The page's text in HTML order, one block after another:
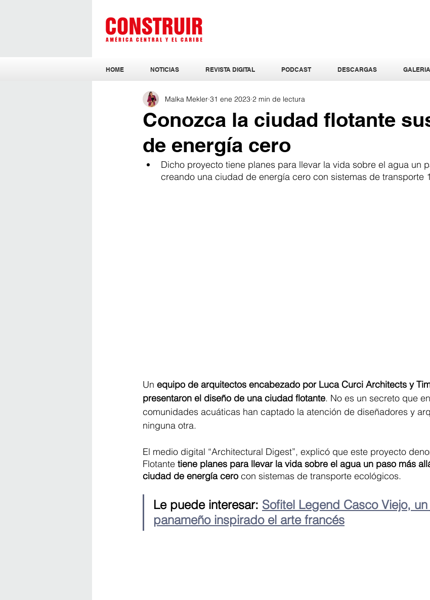
HOME NOTICIAS REVISTA DIGITAL PODCAST DESCARGAS GALERIA
Conozca la ciudad flotante
de energía cero
Malka Mekler 31 ene 2023 2 min de lectura
Dicho proyecto tiene planes para llevar la vida sobre el agua un
creando una ciudad de energía cero con sistemas de transporte
Un equipo de arquitectos encabezado por Luca Curci Architects y
presentaron el diseño de una ciudad flotante. No es un secreto que
comunidades acuáticas han captado la atención de diseñadores y
ninguna otra.
El medio digital “Architectural Digest”, explicó que este proyecto
Flotante tiene planes para llevar la vida sobre el agua un paso más
ciudad de energía cero con sistemas de transporte ecológicos.
Le puede interesar: Sofitel Legend Casco Viejo,
panameño inspirado el arte francés